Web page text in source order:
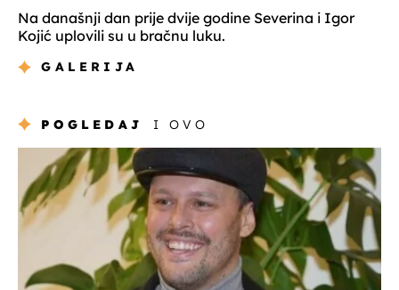
Na današnji dan prije dvije godine Severina i Igor
Kojić uplovili su u bračnu luku.
GALERIJA
POGLEDAJ I OVO